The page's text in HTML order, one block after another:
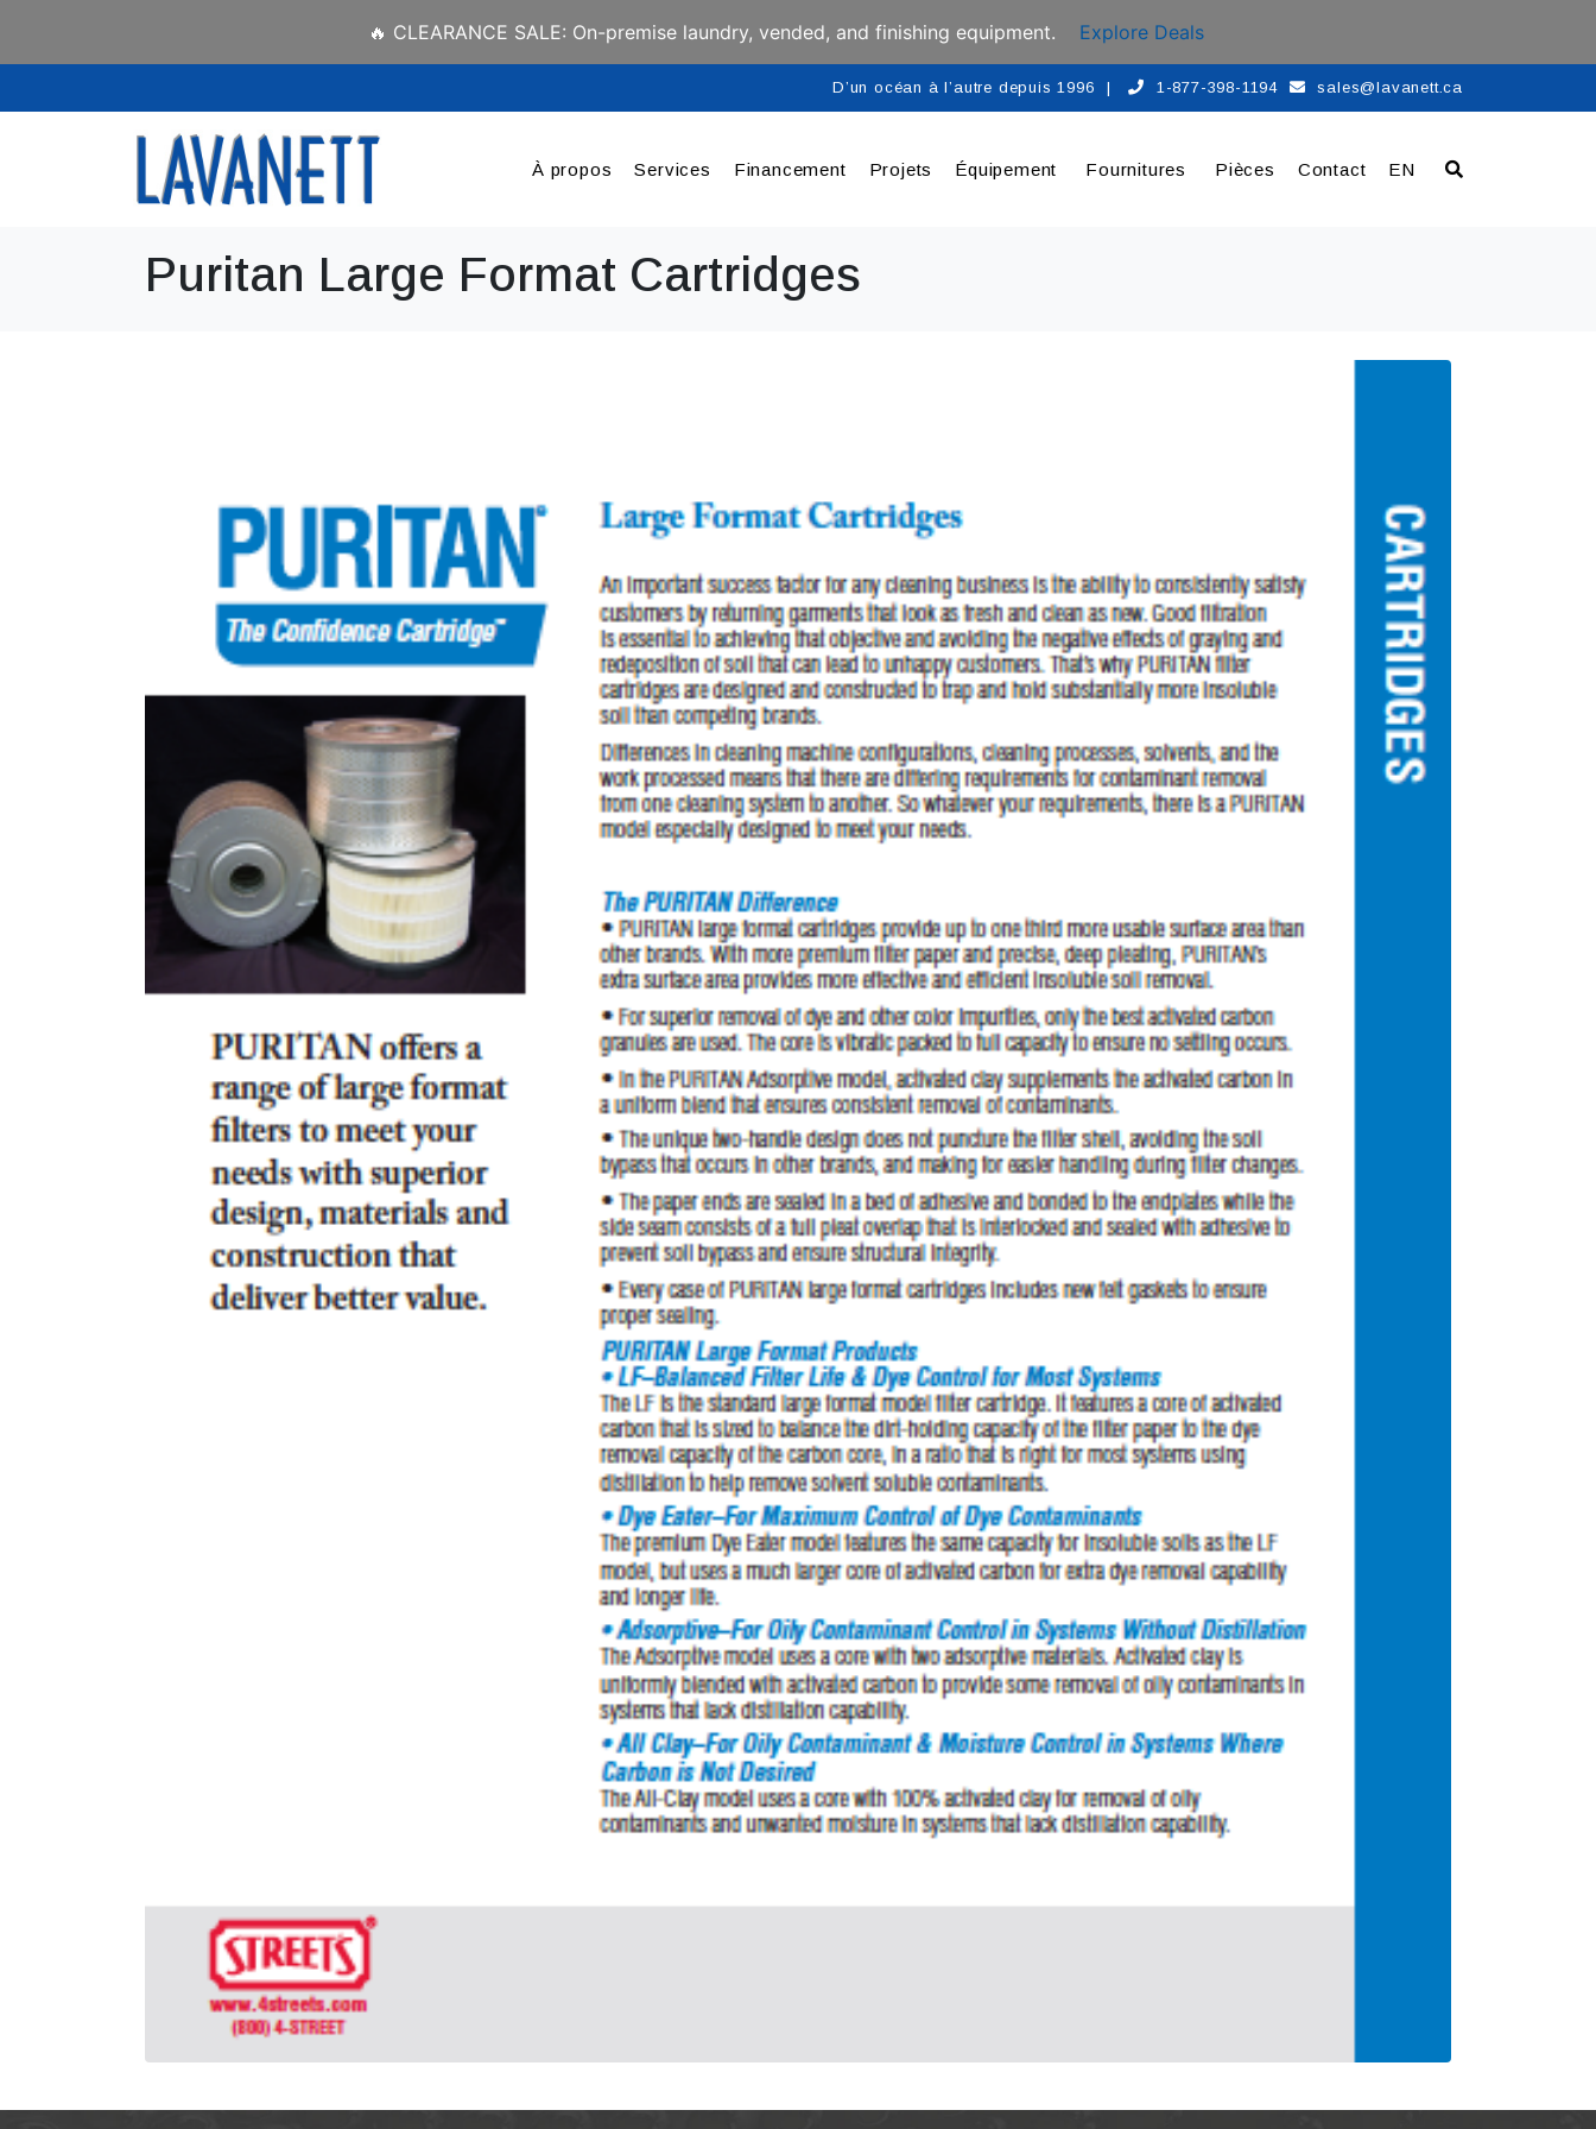
🔥 CLEARANCE SALE: On-premise laundry, vended, and finishing equipment. Explore Deals
D’un océan à l’autre depuis 1996 | 1-877-398-1194 sales@lavanett.ca
À propos Services Financement Projets Équipement Fournitures Pièces Contact EN
Puritan Large Format Cartridges